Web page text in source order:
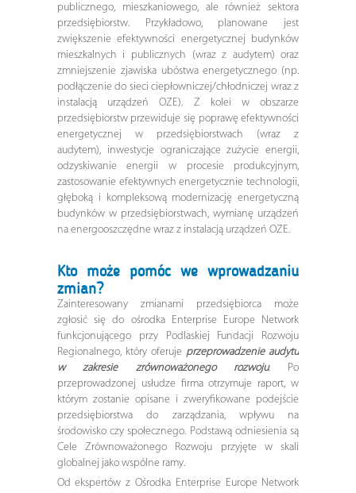
publicznego, mieszkaniowego, ale również sektora
przedsiębiorstw. Przykładowo, planowane jest
zwiększenie efektywności energetycznej budynków
mieszkalnych i publicznych (wraz z audytem) oraz
zmniejszenie zjawiska ubóstwa energetycznego (np.
podłączenie do sieci ciepłowniczej/chłodniczej wraz z
instalacją urządzeń OZE). Z kolei w obszarze
przedsiębiorstw przewiduje się poprawę efektywności
energetycznej w przedsiębiorstwach (wraz z
audytem), inwestycje ograniczające zużycie energii,
odzyskiwanie energii w procesie produkcyjnym,
zastosowanie efektywnych energetycznie technologii,
głęboką i kompleksową modernizację energetyczną
budynków w przedsiębiorstwach, wymianę urządzeń
na energooszczędne wraz z instalacją urządzeń OZE.
Kto może pomóc we wprowadzaniu
zmian?
Zainteresowany zmianami przedsiębiorca może
zgłosić się do ośrodka Enterprise Europe Network
funkcjonującego przy Podlaskiej Fundacji Rozwoju
Regionalnego, który oferuje przeprowadzenie audytu
w zakresie zrównoważonego rozwoju. Po
przeprowadzonej usłudze firma otrzymuje raport, w
którym zostanie opisane i zweryfikowane podejście
przedsiębiorstwa do zarządzania, wpływu na
środowisko czy społecznego. Podstawą odniesienia są
Cele Zrównoważonego Rozwoju przyjęte w skali
globalnej jako wspólne ramy.
Od ekspertów z Ośrodka Enterprise Europe Network